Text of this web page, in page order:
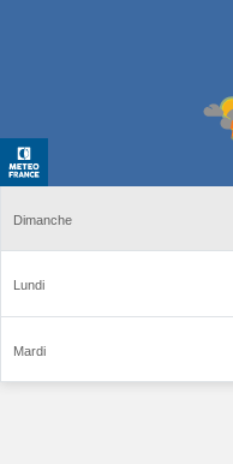
Dimanche
Lundi
Mardi